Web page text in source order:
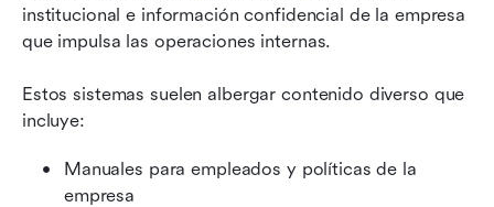
institucional e información confidencial de la empresa
que impulsa las operaciones internas.
Estos sistemas suelen albergar contenido diverso que
incluye:
Manuales para empleados y políticas de la
empresa